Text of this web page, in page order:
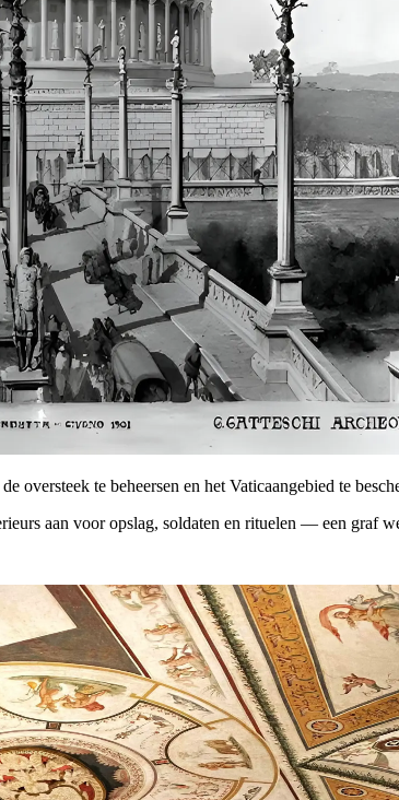
oversteek te beheersen en het Vaticaangebied te
aan voor opslag, soldaten en rituelen — een graf